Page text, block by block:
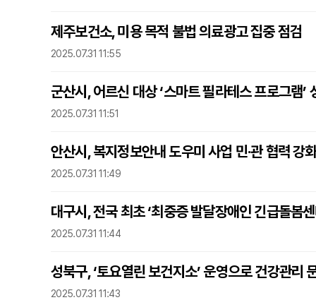
제주보건소, 미용 목적 불법 의료광고 집중 점검
2025.07.31 11:55
군산시, 어르신 대상 ‘스마트 필라테스 프로그램’
2025.07.31 11:51
안산시, 복지정보안내 도우미 사업 민·관 협력 강
2025.07.31 11:49
대구시, 전국 최초 ‘최중증 발달장애인 긴급돌봄
2025.07.31 11:44
성북구, ‘토요열린 보건지소’ 운영으로 건강관리
2025.07.31 11:43